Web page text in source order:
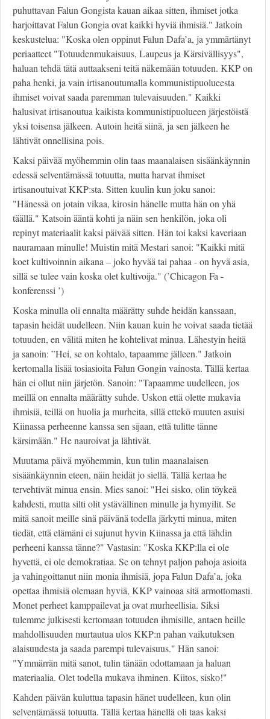
puhuttavan Falun Gongista kauan aikaa sitten, ihmiset jotka
harjoittavat Falun Gongia ovat kaikki hyviä ihmisiä." Jatkoin
keskustelua: "Koska olen oppinut Falun Dafa’a, ja ymmärtänyt
periaatteet "Totuudenmukaisuus, Laupeus ja Kärsivällisyys",
haluan tehdä tätä auttaakseni teitä näkemään totuuden. KKP on
paha henki, ja vain irtisanoutumalla kommunistipuolueesta
ihmiset voivat saada paremman tulevaisuuden." Kaikki
halusivat irtisanoutua kaikista kommunistipuolueen järjestöistä
yksi toisensa jälkeen. Autoin heitä siinä, ja sen jälkeen he
lähtivät onnellisina pois.
Kaksi päivää myöhemmin olin taas maanalaisen sisäänkäynnin
edessä selventämässä totuutta, mutta harvat ihmiset
irtisanoutuivat KKP:sta. Sitten kuulin kun joku sanoi:
"Hänessä on jotain vikaa, kirosin hänelle mutta hän on yhä
täällä." Katsoin ääntä kohti ja näin sen henkilön, joka oli
repinyt materiaalit kaksi päivää sitten. Hän toi kaksi kaveriaan
nauramaan minulle! Muistin mitä Mestari sanoi: "Kaikki mitä
koet kultivoinnin aikana – joko hyvää tai pahaa - on hyvä asia,
sillä se tulee vain koska olet kultivoija." (’Chicagon Fa -
konferenssi ’)
Koska minulla oli ennalta määrätty suhde heidän kanssaan,
tapasin heidät uudelleen. Niin kauan kuin he voivat saada tietää
totuuden, en välitä miten he kohtelivat minua. Lähestyin heitä
ja sanoin: ”Hei, se on kohtalo, tapaamme jälleen." Jatkoin
kertomalla lisää tosiasioita Falun Gongin vainosta. Tällä kertaa
hän ei ollut niin järjetön. Sanoin: "Tapaamme uudelleen, jos
meillä on ennalta määrätty suhde. Uskon että olette mukavia
ihmisiä, teillä on huolia ja murheita, sillä ettekö muuten asuisi
Kiinassa perheenne kanssa sen sijaan, että tulitte tänne
kärsimään." He nauroivat ja lähtivät.
Muutama päivä myöhemmin, kun tulin maanalaisen
sisäänkäynnin eteen, näin heidät jo siellä. Tällä kertaa he
tervehtivät minua ensin. Mies sanoi: "Hei sisko, olin töykeä
kahdesti, mutta silti olit ystävällinen minulle ja hymyilit. Se
mitä sanoit meille sinä päivänä todella järkytti minua, miten
tiedät, että elämäni ei sujunut hyvin Kiinassa ja että lähdin
perheeni kanssa tänne?" Vastasin: "Koska KKP:lla ei ole
hyvettä, ei ole demokratiaa. Se on tehnyt paljon pahoja asioita
ja vahingoittanut niin monia ihmisiä, jopa Falun Dafa’a, joka
opettaa ihmisiä olemaan hyviä, KKP vainoaa sitä armottomasti.
Monet perheet kamppailevat ja ovat murheellisia. Siksi
tulemme julkisesti kertomaan totuuden ihmisille, antaen heille
mahdollisuuden murtautua ulos KKP:n pahan vaikutuksen
alaisuudesta ja saada parempi tulevaisuus." Hän sanoi:
"Ymmärrän mitä sanot, tulin tänään odottamaan ja haluan
materiaalia. Olet todella mukava ihminen. Kiitos, sisko!"
Kahden päivän kuluttua tapasin hänet uudelleen, kun olin
selventämässä totuutta. Tällä kertaa hänellä oli taas kaksi